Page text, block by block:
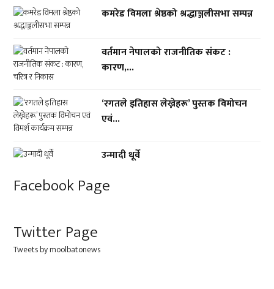
कमरेड विमला श्रेष्ठको श्रद्धाञ्जलीसभा सम्पन्न
वर्तमान नेपालको राजनीतिक संकट :
कारण,...
‘रगतले इतिहास लेख्नेहरू’ पुस्तक विमोचन
एवं...
उन्मादी धूर्वे
Facebook Page
Twitter Page
Tweets by moolbatonews